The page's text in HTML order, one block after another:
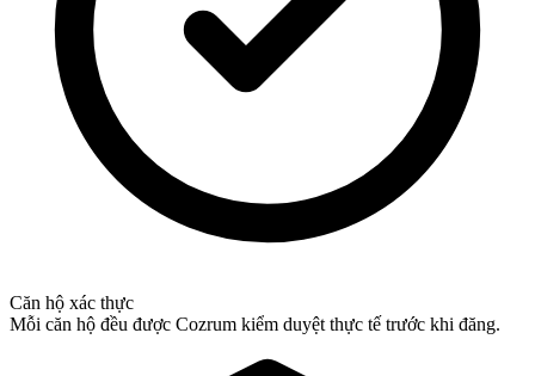
Căn hộ xác thực
Mỗi căn hộ đều được Cozrum kiểm duyệt thực tế trước khi đăng.